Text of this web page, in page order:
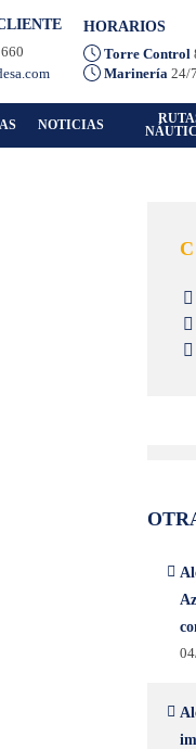
HORARIOS
Torre Control
Marinería 24/7
NOTICIAS